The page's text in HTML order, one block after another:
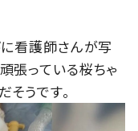
看護師さんが写
張っている桜ちゃ
うです。